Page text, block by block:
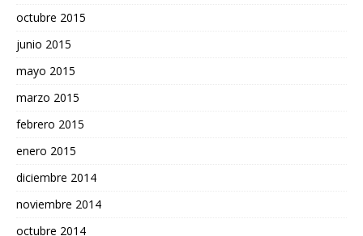
octubre 2015
junio 2015
mayo 2015
marzo 2015
febrero 2015
enero 2015
diciembre 2014
noviembre 2014
octubre 2014